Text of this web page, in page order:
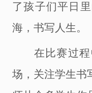
了孩子们平日
海，书写人生。
在比赛过
场，关注学生书